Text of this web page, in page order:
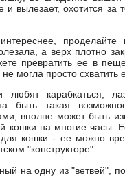
вылезает, охотится за
проделайте
а верх плотно
превратить ее в
могла просто схватить
любят карабкаться,
такая
вполне может быть
на многие часы.
кошки - ее можно
"конструкторе".
на одну из "ветвей",